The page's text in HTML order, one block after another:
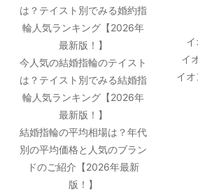
は？テイスト別でみる婚約指
輪人気ランキング【2026年
最新版！】
今人気の結婚指輪のテイスト
は？テイスト別でみる結婚指
輪人気ランキング【2026年
最新版！】
結婚指輪の平均相場は？年代
別の平均価格と人気のブラン
ドのご紹介【2026年最新
版！】
イ
イ